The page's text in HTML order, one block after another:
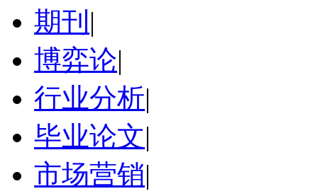
期刊 |
博弈论|
行业分析|
毕业论文|
市场营销|